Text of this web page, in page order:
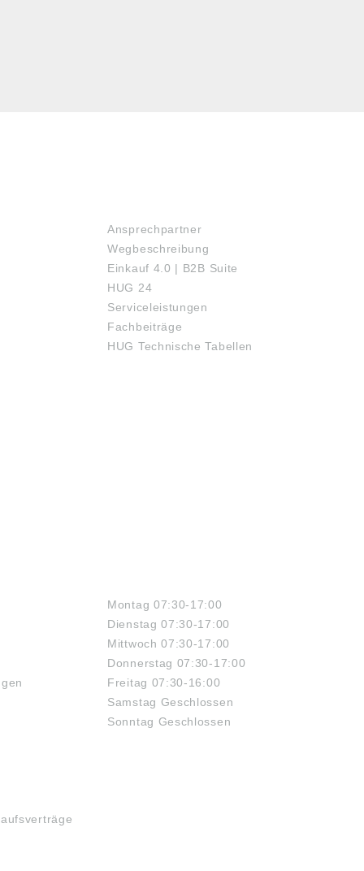
Ansprechpartner
Wegbeschreibung
Einkauf 4.0 | B2B Suite
HUG 24
Serviceleistungen
Fachbeiträge
HUG Technische Tabellen
Montag 07:30-17:00
Dienstag 07:30-17:00
Mittwoch 07:30-17:00
Donnerstag 07:30-17:00
Freitag 07:30-16:00
Samstag Geschlossen
Sonntag Geschlossen